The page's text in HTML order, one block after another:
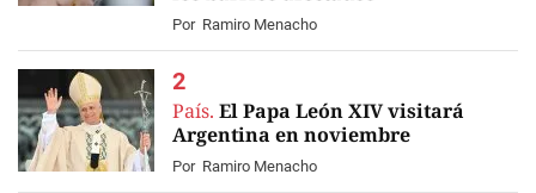
Por Ramiro Menacho
País. El Papa León XIV visitará
Argentina en noviembre
Por Ramiro Menacho